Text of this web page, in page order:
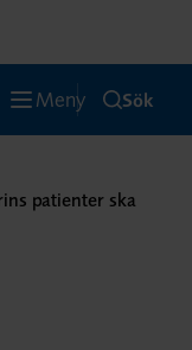
Meny Sök
patienter ska